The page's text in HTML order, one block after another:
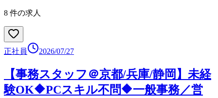
8 件の求人
正社員 2026/07/27
【事務スタッフ＠京都/兵庫/静岡】未経
験OK🔶PCスキル不問🔶一般事務／営